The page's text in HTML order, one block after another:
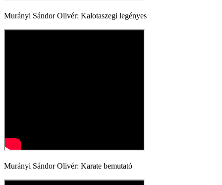
Murányi Sándor Olivér: Kalotaszegi legényes
Murányi Sándor Olivér: Karate bemutató